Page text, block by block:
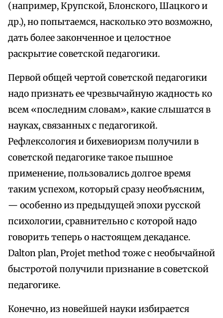
(например, Крупской, Блонского, Шацкого и
др.), но попытаемся, насколько это возможно,
дать более законченное и целостное
раскрытие советской педагогики.
Первой общей чертой советской педагогики
надо признать ее чрезвычайную жадность ко
всем «последним словам», какие слышатся в
науках, связанных с педагогикой.
Рефлексология и бихевиоризм получили в
советской педагогике такое пышное
применение, пользовались долгое время
таким успехом, который сразу необъясним,
— особенно из предыдущей эпохи русской
психологии, сравнительно с которой надо
говорить теперь о настоящем декадансе.
Dalton plan, Projet method тоже с необычайной
быстротой получили признание в советской
педагогике.
Конечно, из новейшей науки избирается